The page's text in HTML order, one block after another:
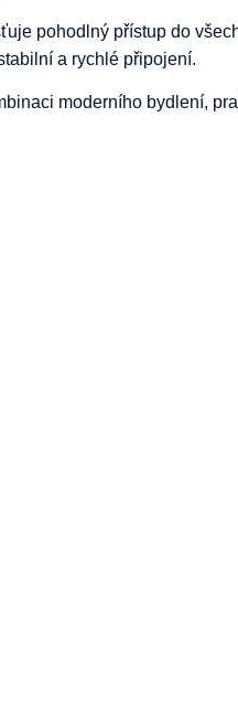
pohodlný přístup do
a rychlé připojení.
moderního bydlení,